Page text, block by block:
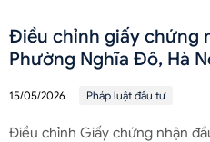
Điều chỉnh giấy chứng
Phường Nghĩa Đô, Hà
15/05/2026 Pháp luật đầu tư
Điều chỉnh Giấy chứng nhận